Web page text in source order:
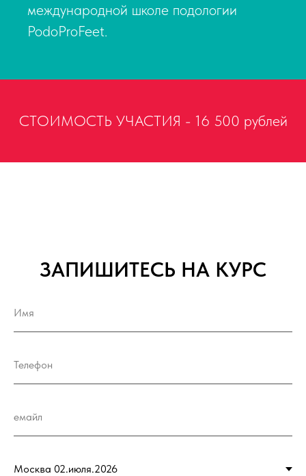
международной школе подологии
PodoProFeet.
СТОИМОСТЬ УЧАСТИЯ - 16 500 рублей
ЗАПИШИТЕСЬ НА КУРС